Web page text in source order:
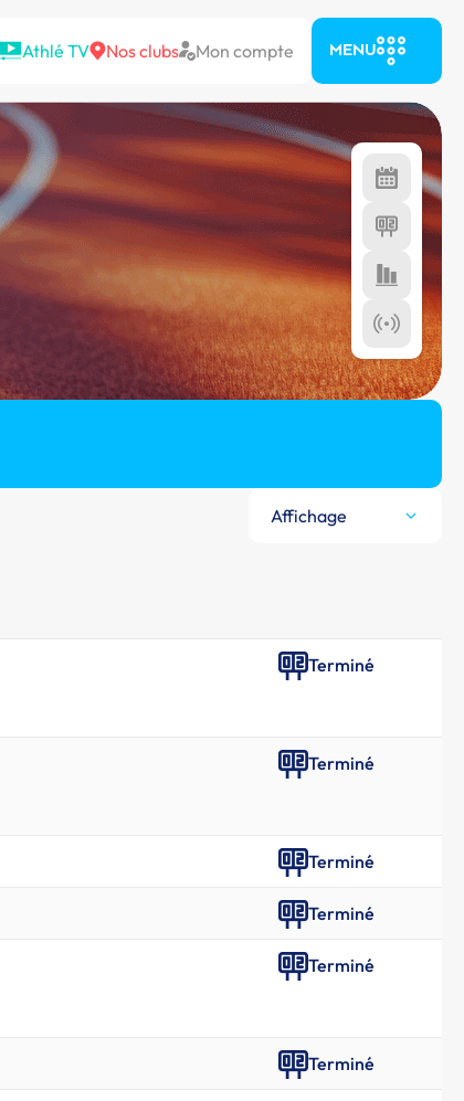
Athlé TV Nos clubs Mon compte MENU
Affichage
Terminé
Terminé
Terminé
Terminé
Terminé
Terminé